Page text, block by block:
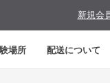
新規会
場所 配送について